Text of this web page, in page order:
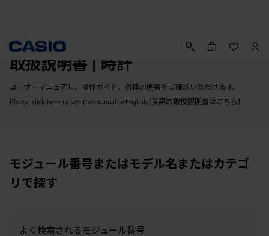
取扱説明書 | 時計
ユーザーマニュアル、操作ガイド、各種説明書をご確認いただけます。
Please click here to see the manual in English.(英語の取扱説明書はこちら)
モジュール番号またはモデル名またはカテゴ
リで探す
よく検索されるモジュール番号